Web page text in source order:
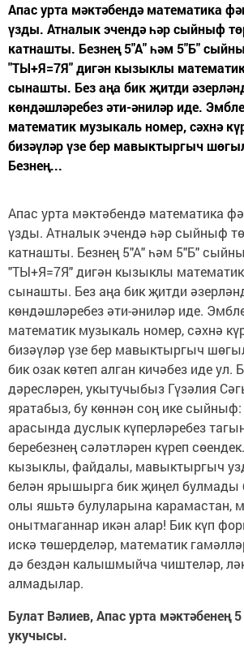
Апас урта мәктәбендә математика
үзды. Атналык эчендә һәр сыйныф
катнашты. Безнең 5"А" һәм 5"Б"
"ТЫ+Я=7Я" дигән кызыклы
сынашты. Без аңа бик җитди
көндәшләребез әти-әниләр иде.
математик музыкаль номер, сәхнә
бизәүләр үзе бер мавыктыргыч
Безнең...
Апас урта мәктәбендә математика
үзды. Атналык эчендә һәр сыйныф
катнашты. Безнең 5"А" һәм 5"Б"
"ТЫ+Я=7Я" дигән кызыклы
сынашты. Без аңа бик җитди
көндәшләребез әти-әниләр иде.
математик музыкаль номер, сәхнә
бизәүләр үзе бер мавыктыргыч
бик озак көтеп алган кичәбез иде ул.
дәресләрен, укытучыбыз Гүзәлия
яратабыз, бу көннән соң ике
арасында дуслык күперләребез
беребезнең сәләтләрен күреп
кызыклы, файдалы, мавыктыргыч
белән ярышырга бик җиңел булмады
олы яшьтә булуларына карамастан,
онытмаганнар икән алар! Бик күп
искә төшерделәр, математик
дә бездән калышмыйча чиштеләр,
алмадылар.
Булат Вәлиев, Апас урта мәктәбенең
укучысы.